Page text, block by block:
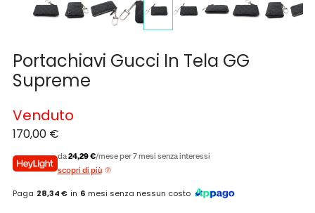
Portachiavi Gucci In Tela GG
Supreme
170,00 €
da24,29 €/mese per 7 mesi senza interessi
scopri di più
Paga 28,34 € in 6 mesi senza nessun costo
Venduto